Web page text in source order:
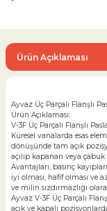
Ürün Açıklaması
Ayvaz Üç Parçalı Flanşlı
Ürün Açıklaması:
V-3F Üç Parçalı Flanşlı
Küresel vanalarda esas
dönüşünde tam açık
açılıp kapanan veya çabuk
Avantajları, basınç
iyi olması, hafif olması ve
ve milin sızdırmazlığı
Ayvaz V-3F Üç Parçalı
açık ve kapalı